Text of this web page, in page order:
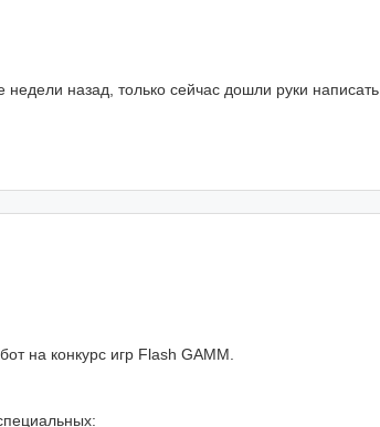
недели назад, только сейчас дошли руки написать
на конкурс игр Flash GAMM.